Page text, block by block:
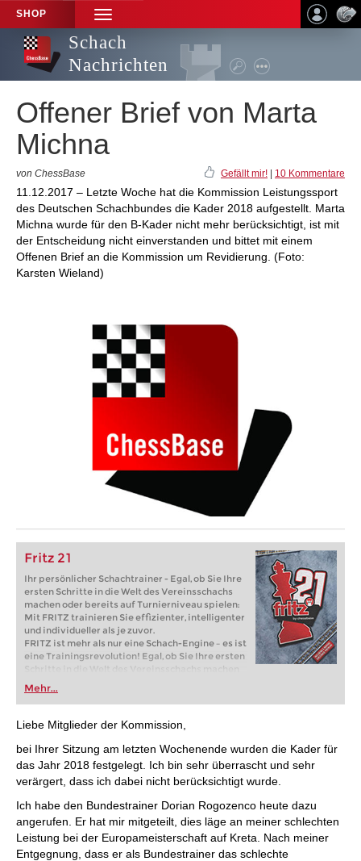
SHOP
TOGGLE
NAVIGATION
Schach
Nachrichten
Offener Brief von Marta
Michna
von ChessBase Gefällt mir! 10 Kommentare
11.12.2017 – Letzte Woche hat die Kommission Leistungssport
des Deutschen Schachbundes die Kader 2018 aufgestellt. Marta
Michna wurde für den B-Kader nicht mehr berücksichtigt, ist mit
der Entscheidung nicht einverstanden und bittet mit einem
Offenen Brief an die Kommission um Revidierung. (Foto:
Karsten Wieland)
Fritz 21
Ihr persönlicher Schachtrainer - Egal, ob Sie Ihre
ersten Schritte in die Welt des Vereinsschachs
machen oder bereits auf Turnierniveau spielen:
Mit FRITZ trainieren Sie effizienter, intelligenter
und individueller als je zuvor.
FRITZ ist mehr als nur eine Schach-Engine – es ist
eine Trainingsrevolution! Egal, ob Sie Ihre ersten
Schritte in die Welt des Vereinsschachs machen
oder bereits auf Turnierniveau spielen: Mit
FRITZ trainieren Sie effizienter, intelligenter und
individueller als je zuvor.
Mehr...
Liebe Mitglieder der Kommission,
bei Ihrer Sitzung am letzten Wochenende wurden die Kader für
das Jahr 2018 festgelegt. Ich bin sehr überrascht und sehr
verärgert, dass ich dabei nicht berücksichtigt wurde.
Ich habe den Bundestrainer Dorian Rogozenco heute dazu
angerufen. Er hat mir mitgeteilt, dies läge an meiner schlechten
Leistung bei der Europameisterschaft auf Kreta. Nach meiner
Entgegnung, dass er als Bundestrainer das schlechte